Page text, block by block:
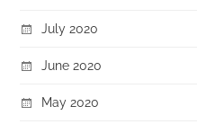
July 2020
June 2020
May 2020